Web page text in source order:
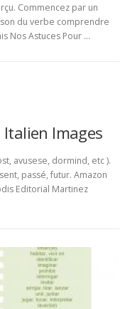
Commencez par un
du verbe comprendre
Nos Astuces Pour …
Images
avusese, dormind, etc ).
passé, futur. Amazon
Editorial Martinez